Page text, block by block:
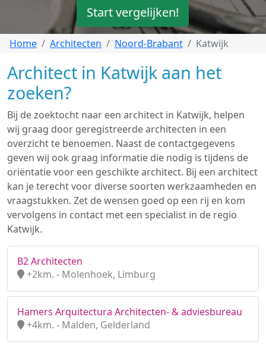
Start vergelijken!
Home Architecten Noord-Brabant Katwijk
Architect in Katwijk aan het
zoeken?
Bij de zoektocht naar een architect in Katwijk, helpen
wij graag door geregistreerde architecten in een
overzicht te benoemen. Naast de contactgegevens
geven wij ook graag informatie die nodig is tijdens de
oriëntatie voor een geschikte architect. Bij een architect
kan je terecht voor diverse soorten werkzaamheden en
vraagstukken. Zet de wensen goed op een rij en kom
vervolgens in contact met een specialist in de regio
Katwijk.
B2 Architecten
+2km. - Molenhoek, Limburg
Hamers Arquitectura Architecten- & adviesbureau
+4km. - Malden, Gelderland